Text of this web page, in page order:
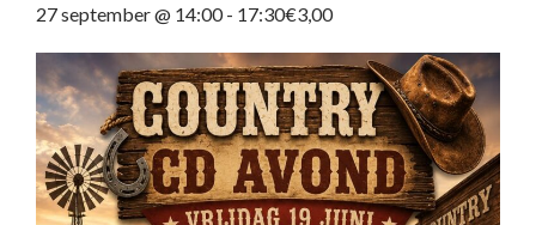
27 september @ 14:00- 17:30€3,00